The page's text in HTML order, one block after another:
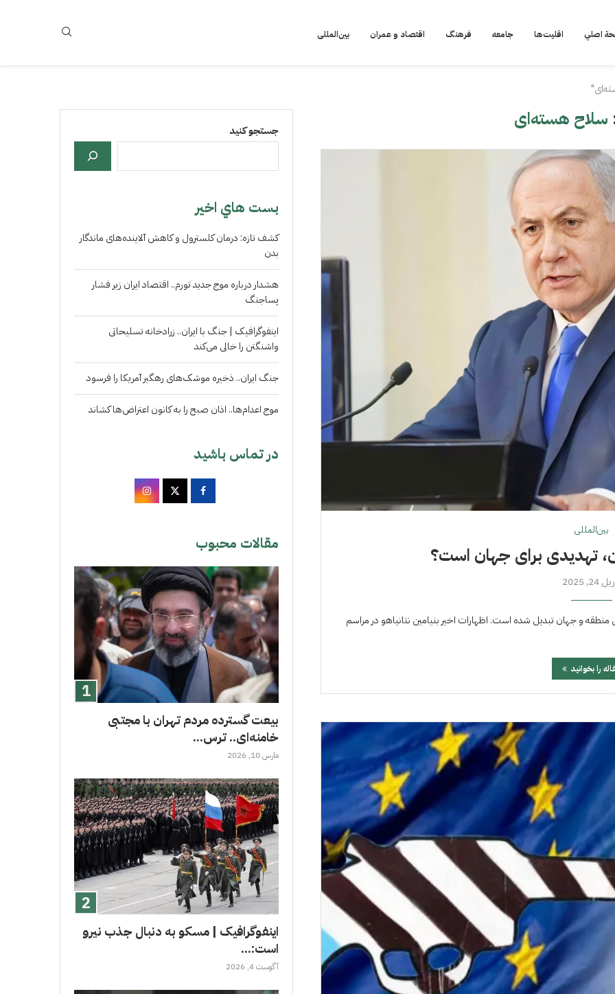
اصلي اقلیت‌ها جامعه فرهنگ اقتصاد و عمران بین‌المللی
سلاح هسته‌ای
بین‌المللی
تهدیدی برای جهان است؟
24, 2025
منطقه و جهان تبدیل شده است. اظهارات اخیر بنیامین نتانیاهو در مراسم
را بخوانید
جستجو کنید
بست هاي اخير
کشف تازه: درمان کلسترول و کاهش آلاینده‌های ماندگار
بدن
هشدار درباره موج جدید تورم.. اقتصاد ایران زیر فشار
پساجنگ
اینفوگرافیک | جنگ با ایران.. زرادخانه تسلیحاتی
واشنگتن را خالی می‌کند
جنگ ایران.. ذخیره موشک‌های رهگیر آمریکا را فرسود
موج اعدام‌ها.. اذان صبح را به کانون اعتراض‌ها کشاند
در تماس باشید
مقالات محبوب
بیعت گسترده مردم تهران با مجتبی
خامنه‌ای.. ترس...
مارس 10, 2026
اینفوگرافیک | مسکو به دنبال جذب نیرو
است:...
آگوست 4, 2026